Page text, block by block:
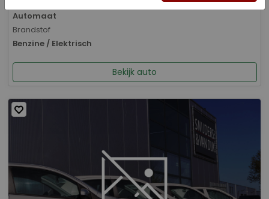
Automaat
Brandstof
Benzine / Elektrisch
Bekijk auto